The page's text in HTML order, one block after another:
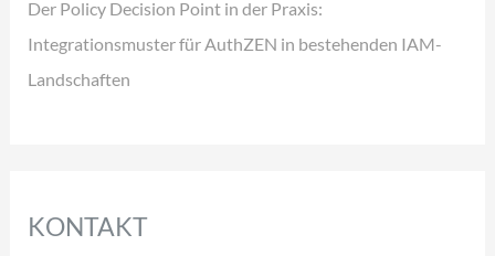
Der Policy Decision Point in der Praxis:
Integrationsmuster für AuthZEN in bestehenden IAM-
Landschaften
KONTAKT